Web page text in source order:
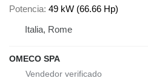
Potencia 49 kW (66.66 Hp)
Italia, Rome
OMECO SPA